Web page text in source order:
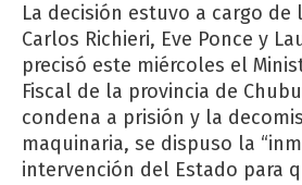
La decisión estuvo a cargo de
Carlos Richieri, Eve Ponce y
precisó este miércoles el
Fiscal de la provincia de
condena a prisión y la
maquinaria, se dispuso la
intervención del Estado para